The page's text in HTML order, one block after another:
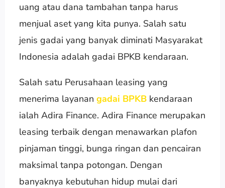
uang atau dana tambahan tanpa harus
menjual aset yang kita punya. Salah satu
jenis gadai yang banyak diminati Masyarakat
Indonesia adalah gadai BPKB kendaraan.
Salah satu Perusahaan leasing yang
menerima layanan gadai BPKBkendaraan
ialah Adira Finance. Adira Finance merupakan
leasing terbaik dengan menawarkan plafon
pinjaman tinggi, bunga ringan dan pencairan
maksimal tanpa potongan. Dengan
banyaknya kebutuhan hidup mulai dari